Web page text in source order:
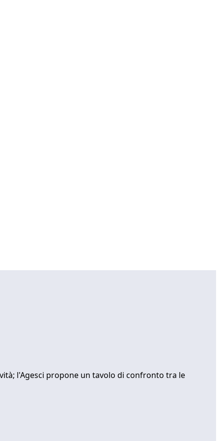
l'Agesci propone un tavolo di confronto tra le